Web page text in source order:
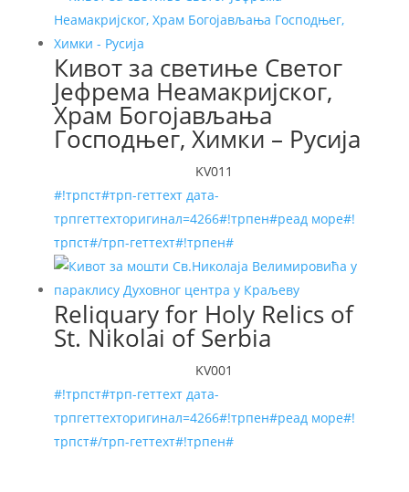
Кивот за светиње Светог
Јефрема Неамакријског,
Храм Богојављања
Господњег, Химки – Русија
KV011
#!трпст#трп-геттеxт дата-
трпгеттеxторигинал=4266#!трпен#реад море#!
трпст#/трп-геттеxт#!трпен#
Reliquary for Holy Relics of
St. Nikolai of Serbia
KV001
#!трпст#трп-геттеxт дата-
трпгеттеxторигинал=4266#!трпен#реад море#!
трпст#/трп-геттеxт#!трпен#